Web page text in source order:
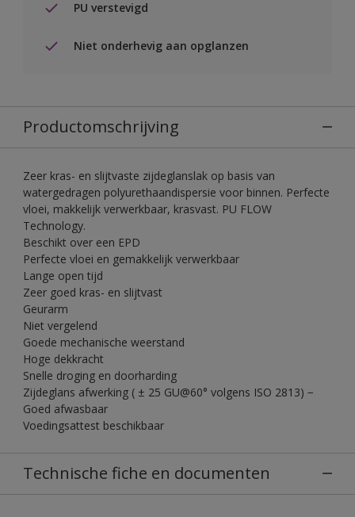
PU verstevigd
Niet onderhevig aan opglanzen
Productomschrijving
Zeer kras- en slijtvaste zijdeglanslak op basis van
watergedragen polyurethaandispersie voor binnen. Perfecte
vloei, makkelijk verwerkbaar, krasvast. PU FLOW
Technology.
Beschikt over een EPD
Perfecte vloei en gemakkelijk verwerkbaar
Lange open tijd
Zeer goed kras- en slijtvast
Geurarm
Niet vergelend
Goede mechanische weerstand
Hoge dekkracht
Snelle droging en doorharding
Zijdeglans afwerking ( ± 25 GU@60° volgens ISO 2813) −
Goed afwasbaar
Voedingsattest beschikbaar
Technische fiche en documenten